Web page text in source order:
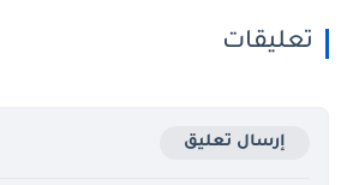
تعليقات
إرسال تعليق